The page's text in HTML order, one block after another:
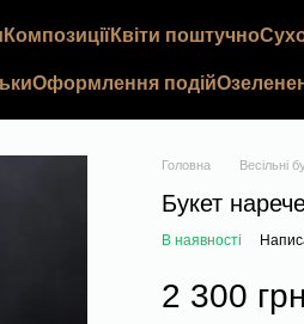
КомпозиціїКвіти поштучно
Оформлення подій
Головна Весільні
Букет
В наявності
2 300 грн